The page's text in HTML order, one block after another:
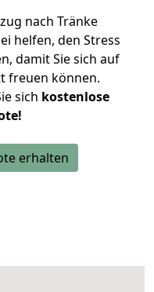
nach Tränke
helfen, den Stress
damit Sie sich auf
freuen können.
sich kostenlose
erhalten